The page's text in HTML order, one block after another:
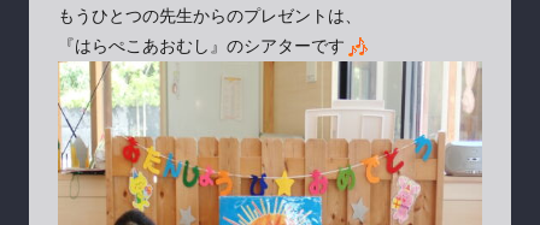
もうひとつの先生からのプレゼントは、
『はらぺこあおむし』のシアターです